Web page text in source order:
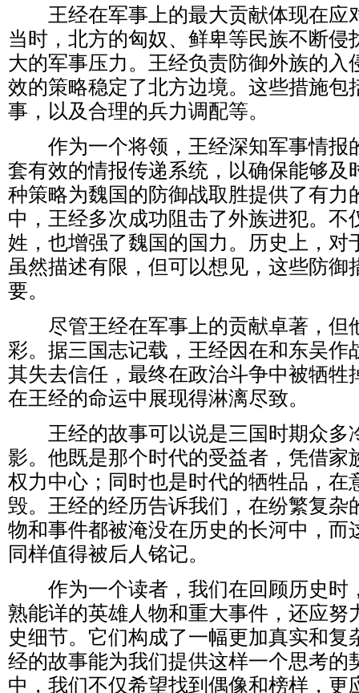
王经在军事上的最大贡献体现在应
当时，北方的匈奴、鲜卑等民族不断侵
大的军事压力。王经负责防御外族的入
效的策略稳定了北方边境。这些措施包
事，以及合理的兵力调配等。
作为一个将领，王经深知军事情报
套有效的情报传递系统，以确保能够及
种策略为魏国的防御战取胜提供了有力
中，王经多次成功阻击了外族进犯。不
姓，也增强了魏国的国力。历史上，对
虽然描述有限，但可以想见，这些防御
要。
尽管王经在军事上的贡献卓著，但
彩。据三国志记载，王经因在和东吴作
其失去信任，最终在政治斗争中被牺牲
在王经的命运中展现得淋漓尽致。
王经的故事可以说是三国时期众多
影。他既是那个时代的受益者，凭借家
权力中心；同时也是时代的牺牲品，在
毁。王经的经历告诉我们，在纷繁复杂
物和事件都被淹没在历史的长河中，而
同样值得被后人铭记。
作为一个读者，我们在回顾历史时
熟能详的英雄人物和重大事件，还应努
史细节。它们构成了一幅更加真实和复
经的故事能为我们提供这样一个思考的
中，我们不仅希望找到偶像和榜样，更